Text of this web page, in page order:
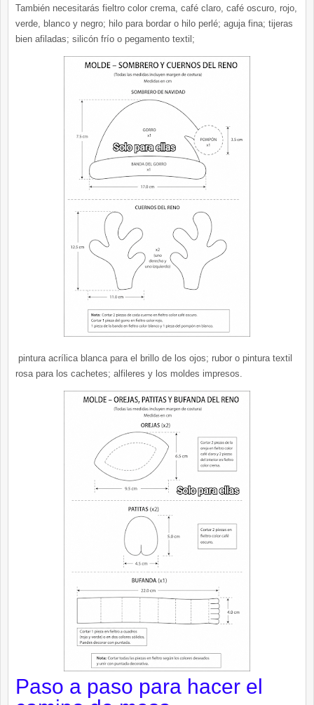
También necesitarás fieltro color crema, café claro, café oscuro, rojo,
verde, blanco y negro; hilo para bordar o hilo perlé; aguja fina; tijeras
bien afiladas; silicón frío o pegamento textil;
pintura acrílica blanca para el brillo de los ojos; rubor o pintura textil
rosa para los cachetes; alfileres y los moldes impresos.
Paso a paso para hacer el